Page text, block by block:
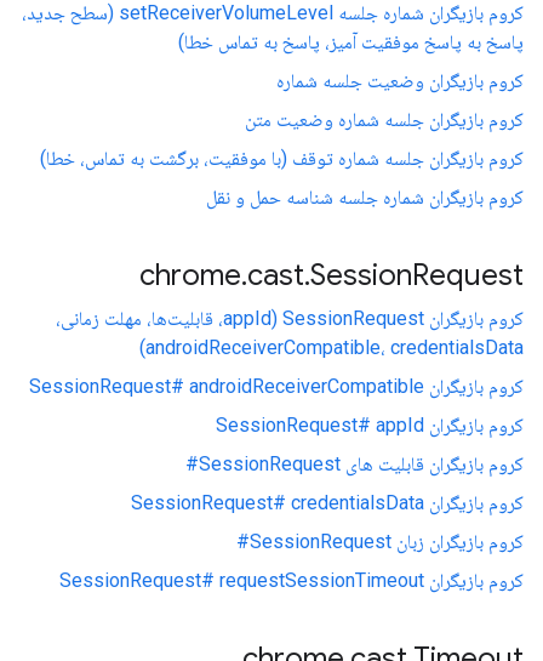
کروم بازیگران شماره جلسه setReceiverVolumeLevel (سطح جدید،
پاسخ به پاسخ موفقیت آمیز، پاسخ به تماس خطا)
کروم بازیگران وضعیت جلسه شماره
کروم بازیگران جلسه شماره وضعیت متن
کروم بازیگران جلسه شماره توقف (با موفقیت، برگشت به تماس، خطا)
کروم بازیگران شماره جلسه شناسه حمل و نقل
chrome.cast.SessionRequest
کروم بازیگران SessionRequest (appId، قابلیت‌ها، مهلت زمانی،
androidReceiverCompatible، credentialsData)
کروم بازیگران SessionRequest# androidReceiverCompatible
کروم بازیگران SessionRequest# appId
کروم بازیگران قابلیت های SessionRequest#
کروم بازیگران SessionRequest# credentialsData
کروم بازیگران زبان SessionRequest#
کروم بازیگران SessionRequest# requestSessionTimeout